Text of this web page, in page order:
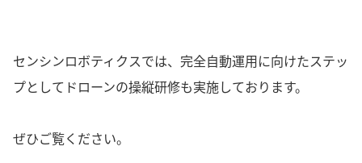
センシンロボティクスでは、完全自動運用に向けたステッ
プとしてドローンの操縦研修も実施しております。
ぜひご覧ください。